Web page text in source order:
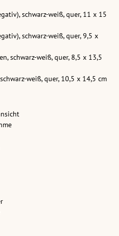
schwarz-weiß, quer, 11 x 15
schwarz-weiß, quer, 9,5 x
schwarz-weiß, quer, 8,5 x 13,5
weiß, quer, 10,5 x 14,5 cm